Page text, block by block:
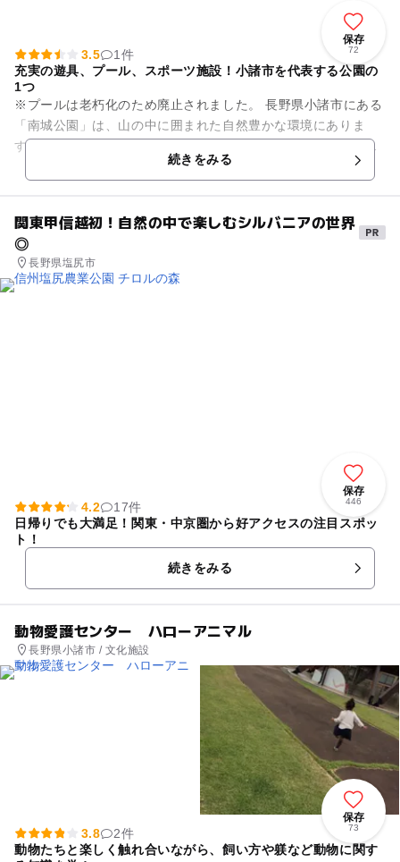
保存
72
3.5
1件
充実の遊具、プール、スポーツ施設！小諸市を代表する公園の
1つ
※プールは老朽化のため廃止されました。 長野県小諸市にある
「南城公園」は、山の中に囲まれた自然豊かな環境にありま
す。この公園は、野球場（大栄小諸球場）、プールなどの運動
続きをみる
関東甲信越初！自然の中で楽しむシルバニアの世界
◎
長野県塩尻市
保存
446
4.2
17件
日帰りでも大満足！関東・中京圏から好アクセスの注目スポッ
ト！
続きをみる
動物愛護センター ハローアニマル
長野県小諸市 / 文化施設
保存
73
3.8
2件
動物たちと楽しく触れ合いながら、飼い方や躾など動物に関す